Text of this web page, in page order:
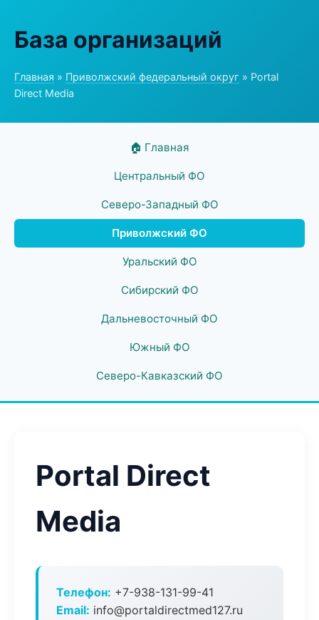
База организаций
Главная » Приволжский федеральный округ » Portal
Direct Media
🏠 Главная
Центральный ФО
Северо-Западный ФО
Приволжский ФО
Уральский ФО
Сибирский ФО
Дальневосточный ФО
Южный ФО
Северо-Кавказский ФО
Portal Direct
Media
Телефон: +7-938-131-99-41
Email: info@portaldirectmed127.ru